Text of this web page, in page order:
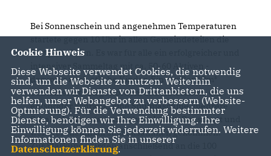
Bei Sonnenschein und angenehmen Temperaturen
startete gegen 10 Uhr in allen Gemeindeteilen die
Dorfputzaktion. Es war für alle ein erfolgreicher und
intensiver Sammeltag mit ca. 50-60 Aktiven -
darunter auch etliche Kinder. Ein großer 10m³
Container ist voll geworden: alte Autoreifen, ein
entsorgter Schrank, eine Spülmaschine, mehrere
Schalenkoffer - teils mit etwas Inhalt, Bauschutt und
weiterer Kleinmüll sind zusammen gekommen.
Zur Stärkung wurden anschließend an die 100
Cookie Hinweis
Diese Webseite verwendet Cookies, die notwendig
sind, um die Webseite zu nutzen. Weiterhin
verwenden wir Dienste von Drittanbietern, die uns
helfen, unser Webangebot zu verbessern (Website-
Optmierung). Für die Verwendung bestimmter
Dienste, benötigen wir Ihre Einwilligung. Ihre
Einwilligung können Sie jederzeit widerrufen. Weitere
Informationen finden Sie in unserer
Datenschutzerklärung.